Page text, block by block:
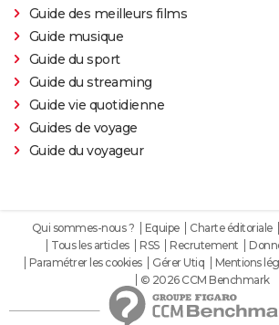
Guide des meilleurs films
Guide musique
Guide du sport
Guide du streaming
Guide vie quotidienne
Guides de voyage
Guide du voyageur
Qui sommes-nous ? Equipe Charte éditoriale
Tous les articles
RSS Recrutement
Paramétrer les cookies
Gérer Utiq Mentions
© 2026 CCM Benchmark